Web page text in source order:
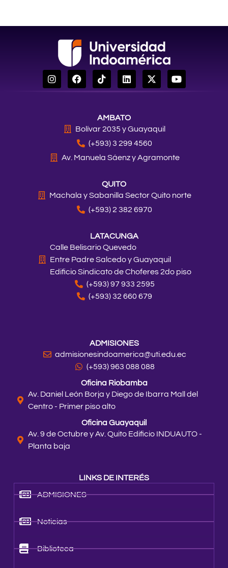
I
n
s
F
a
c
o
k
T
i
k
k
L
i
n
d
i
X
-
t
t
r
Y
o
u
LINKS DE INTERÉS
ADMISIONES
Noticias
Biblioteca
AMBATO
Bolívar 2035 y Guayaquil
(+593) 3 299 4560
Av. Manuela Sáenz y Agramonte
QUITO
Machala y Sabanilla Sector Quito norte
(+593) 2 382 6970
LATACUNGA
Calle Belisario Quevedo
Entre Padre Salcedo y Guayaquil
Edificio Sindicato de Choferes 2do piso
(+593) 97 933 2595
(+593) 32 660 679
ADMISIONES
admisionesindoamerica@uti.edu.ec
(+593) 963 088 088
Oficina Riobamba
Av. Daniel León Borja y Diego de Ibarra Mall del
Centro - Primer piso alto
Oficina Guayaquil
Av. 9 de Octubre y Av. Quito Edificio INDUAUTO -
Planta baja